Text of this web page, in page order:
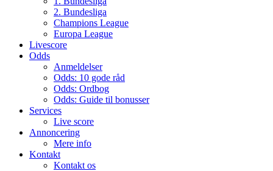
2. Bundesliga
Champions League
Europa League
Livescore
Odds
Anmeldelser
Odds: 10 gode råd
Odds: Ordbog
Odds: Guide til bonusser
Services
Live score
Annoncering
Mere info
Kontakt
Kontakt os